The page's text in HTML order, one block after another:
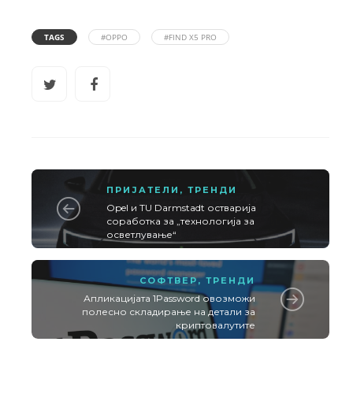
TAGS #OPPO #FIND X5 PRO
ПРИЈАТЕЛИ , ТРЕНДИ
Opel и TU Darmstadt остварија
соработка за „технологија за
осветлување“
СОФТВЕР,ТРЕНДИ
Апликацијата 1Password овозможи
полесно складирање на детали за
криптовалутите